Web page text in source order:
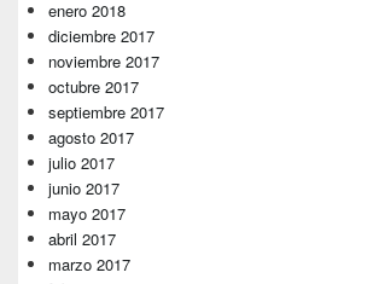
enero 2018
diciembre 2017
noviembre 2017
octubre 2017
septiembre 2017
agosto 2017
julio 2017
junio 2017
mayo 2017
abril 2017
marzo 2017